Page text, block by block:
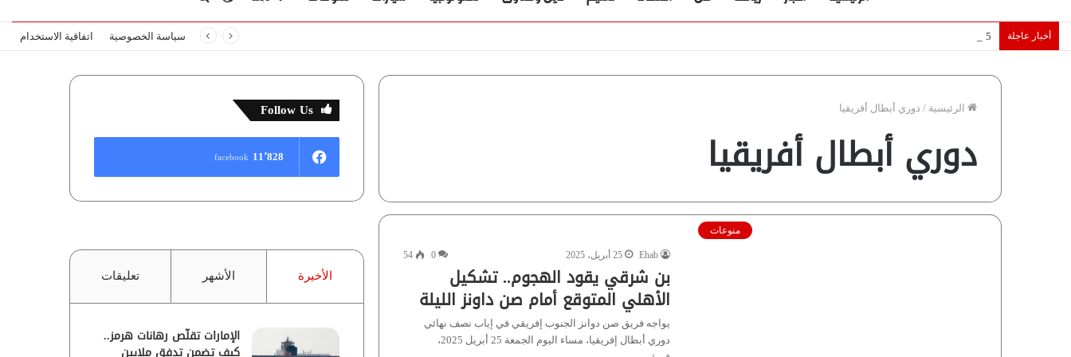
عنالمظلم
أخبار عاجلة 5 نجوم عرب يخطفون الأضواء بسوق الانتقالات الأوروبية 2026.. “رؤية” تكشف التفاصيل | إنفوجراف سياسة الخصوصية اتفاقية الاستخدام
الرئيسية / دوري أبطال أفريقيا
دوري أبطال أفريقيا
منوعات
Ehab 25 أبريل، 2025 0
54
بن شرقي يقود الهجوم.. تشكيل
الأهلي المتوقع أمام صن داونز الليلة
يواجه فريق صن دوانز الجنوب إفريقي في إياب نصف نهائي
دوري أبطال إفريقيا، مساء اليوم الجمعة 25 أبريل 2025،
Follow Us
11٬828 facebook
الأخيرة الأشهر تعليقات
الإمارات تقلّص رهانات هرمز..
كيف تضمن تدفق ملايين